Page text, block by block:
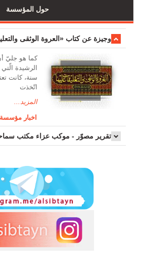
حول المؤسسة
وجیزة عن کتاب «العروة الوثقی
کما هو جليّ
الرشیدة
سنة، كانت
اتّخذت
المزيد...
اخبار